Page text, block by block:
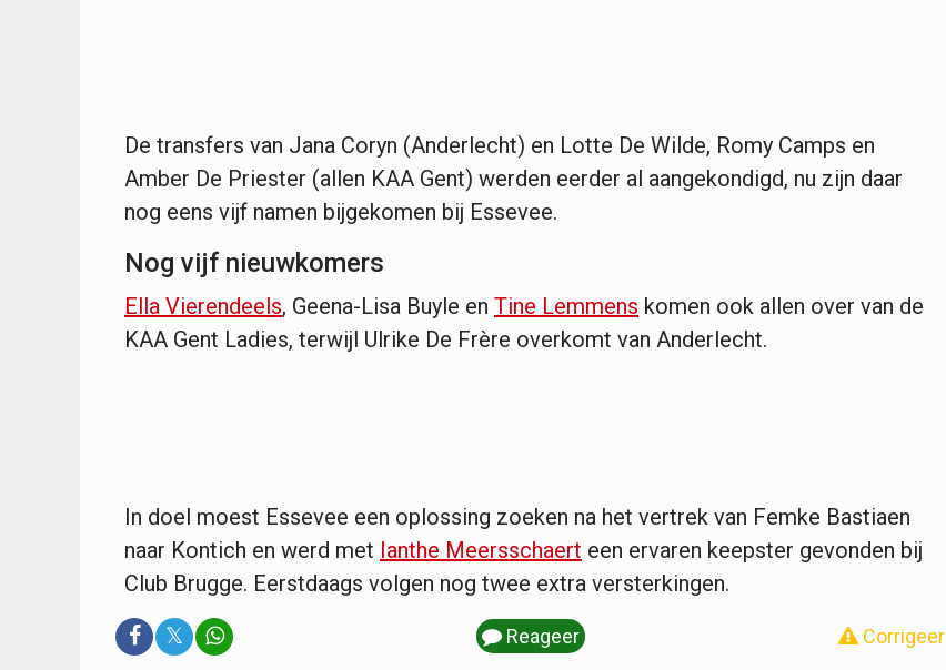
De transfers van Jana Coryn (Anderlecht) en Lotte De Wilde, Romy Camps en
Amber De Priester (allen KAA Gent) werden eerder al aangekondigd, nu zijn daar
nog eens vijf namen bijgekomen bij Essevee.
Nog vijf nieuwkomers
Ella Vierendeels, Geena-Lisa Buyle en Tine Lemmens komen ook allen over van de
KAA Gent Ladies, terwijl Ulrike De Frère overkomt van Anderlecht.
In doel moest Essevee een oplossing zoeken na het vertrek van Femke Bastiaen
naar Kontich en werd met Ianthe Meersschaert een ervaren keepster gevonden bij
Club Brugge. Eerstdaags volgen nog twee extra versterkingen.
𝕏 Reageer Corrigeer